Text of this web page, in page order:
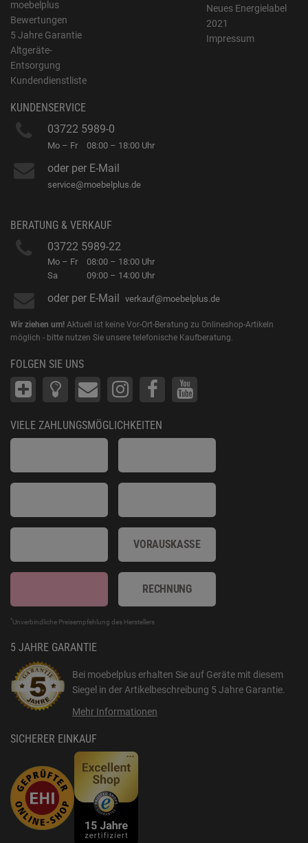
moebelplus
Bewertungen
5 Jahre Garantie
Altgeräte-
Entsorgung
Kundendienstliste
Neues Energielabel
2021
Impressum
KUNDENSERVICE
03722 5989-0
Mo – Fr 08:00 – 18:00 Uhr
oder per E-Mail
service@moebelplus.de
BERATUNG & VERKAUF
03722 5989-22
Mo – Fr
Sa
08:00 – 18:00 Uhr
09:00 – 14:00 Uhr
oder per E-Mail verkauf@moebelplus.de
Wir ziehen um! Aktuell ist keine Vor-Ort-Beratung zu Onlineshop-Artikeln
möglich - bitte nutzen Sie unsere telefonische Kaufberatung.
FOLGEN SIE UNS
VIELE ZAHLUNGSMÖGLICHKEITEN
VORAUSKASSE
RECHNUNG
*Unverbindliche Preisempfehlung des Herstellers
5 JAHRE GARANTIE
Bei moebelplus erhalten Sie auf Geräte mit diesem
Siegel in der Artikelbeschreibung 5 Jahre Garantie.
Mehr Informationen
SICHERER EINKAUF